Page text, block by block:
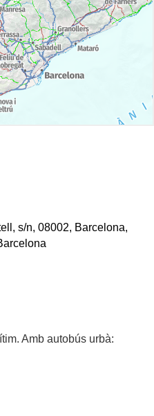
s/n, 08002, Barcelona,
Amb autobús urbà: